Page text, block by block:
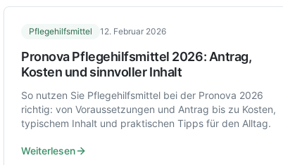
Pflegehilfsmittel 12. Februar 2026
Pronova Pflegehilfsmittel 2026: Antrag,
Kosten und sinnvoller Inhalt
So nutzen Sie Pflegehilfsmittel bei der Pronova 2026
richtig: von Voraussetzungen und Antrag bis zu Kosten,
typischem Inhalt und praktischen Tipps für den Alltag.
Weiterlesen